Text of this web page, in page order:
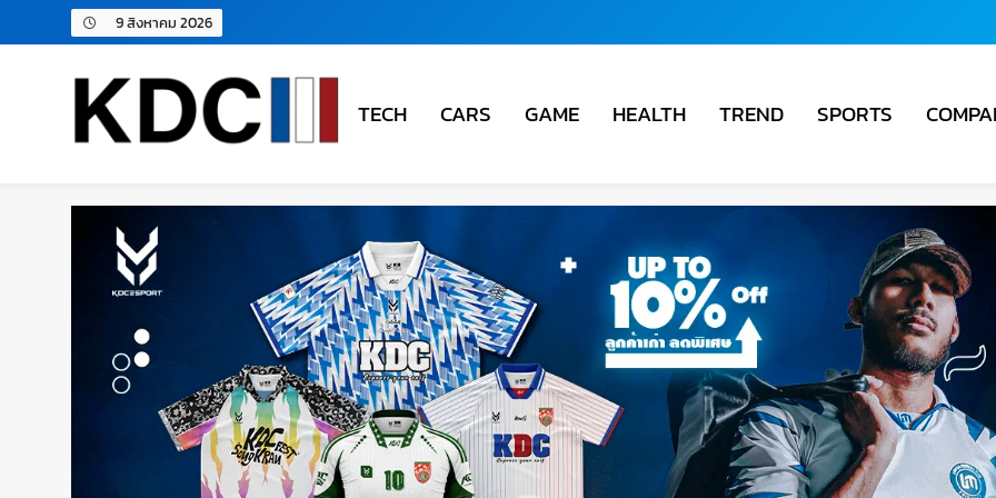
9 สิงหาคม 2026
TECH CARS GAME HEALTH TREND SPORTS